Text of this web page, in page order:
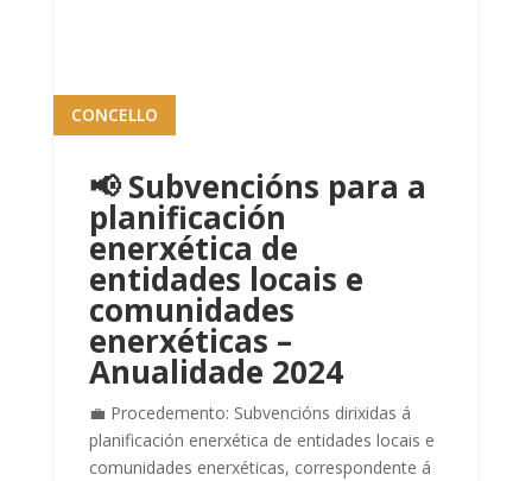
📢 Subvencións para a
planificación
enerxética de
entidades locais e
comunidades
enerxéticas –
Anualidade 2024
CONCELLO
💼 Procedemento: Subvencións dirixidas á
planificación enerxética de entidades locais e
comunidades enerxéticas, correspondente á